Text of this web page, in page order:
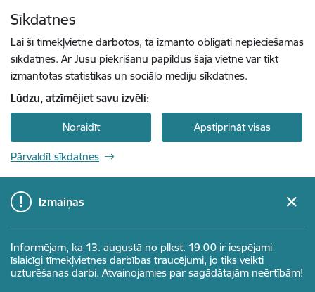
Sīkdatnes
Lai šī tīmekļvietne darbotos, tā izmanto obligāti nepieciešamās
sīkdatnes. Ar Jūsu piekrišanu papildus šajā vietnē var tikt
izmantotas statistikas un sociālo mediju sīkdatnes.
Lūdzu, atzīmējiet savu izvēli:
Noraidīt Apstiprināt visas
Pārvaldīt sīkdatnes
Izmaiņas
Informējam, ka 13. augustā no plkst. 19.00 ir iespējami
īslaicīgi tīmekļvietnes darbības traucējumi, jo tiks veikti
uzturēšanas darbi. Atvainojamies par sagādātajām neērtībām!